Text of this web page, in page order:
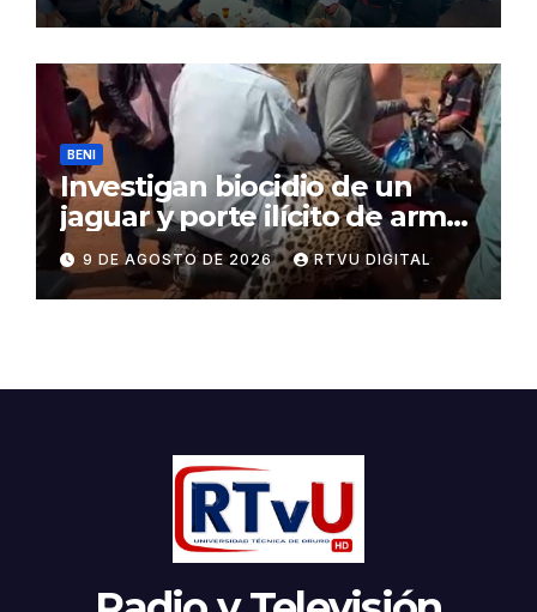
BENI
Investigan biocidio de un
jaguar y porte ilícito de armas
en Beni
9 DE AGOSTO DE 2026 RTVU DIGITAL